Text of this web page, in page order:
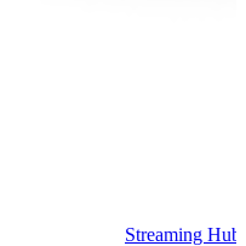
Streaming Hub